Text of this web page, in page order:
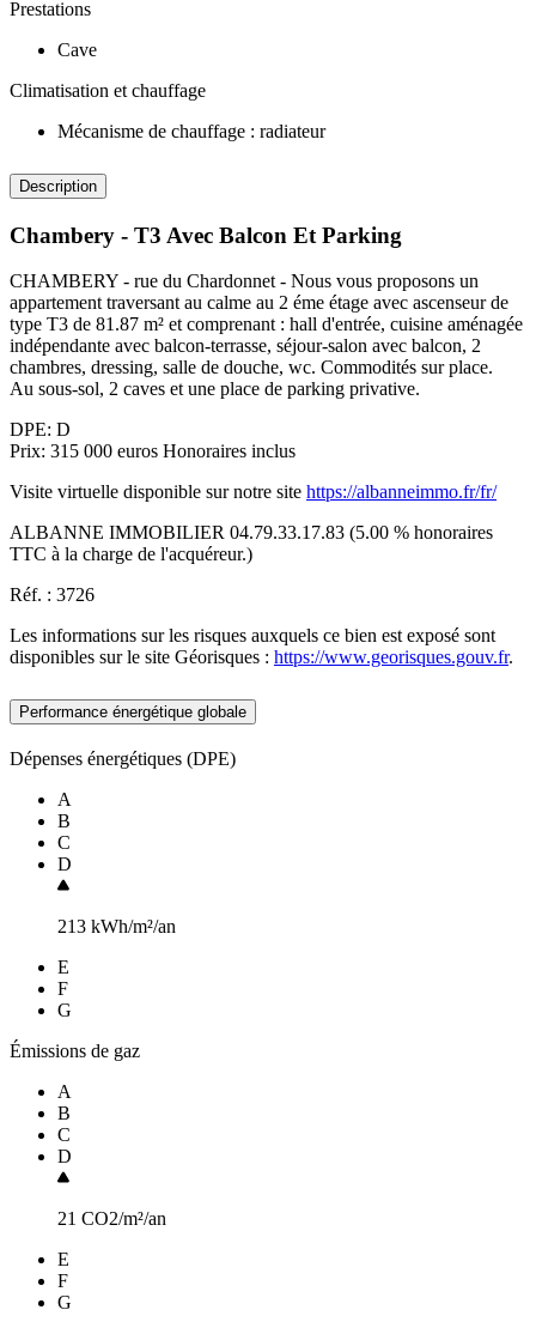
Prestations
Cave
Climatisation et chauffage
Mécanisme de chauffage : radiateur
Description
Chambery - T3 Avec Balcon Et Parking
CHAMBERY - rue du Chardonnet - Nous vous proposons un
appartement traversant au calme au 2 éme étage avec ascenseur de
type T3 de 81.87 m² et comprenant : hall d'entrée, cuisine aménagée
indépendante avec balcon-terrasse, séjour-salon avec balcon, 2
chambres, dressing, salle de douche, wc. Commodités sur place.
Au sous-sol, 2 caves et une place de parking privative.
DPE: D
Prix: 315 000 euros Honoraires inclus
Visite virtuelle disponible sur notre site https://albanneimmo.fr/fr/
ALBANNE IMMOBILIER 04.79.33.17.83 (5.00 % honoraires
TTC à la charge de l'acquéreur.)
Réf. : 3726
Les informations sur les risques auxquels ce bien est exposé sont
disponibles sur le site Géorisques : https://www.georisques.gouv.fr.
Performance énergétique globale
Dépenses énergétiques (DPE)
A
B
C
D
213 kWh/m²/an
E
F
G
Émissions de gaz
A
B
C
D
21 CO2/m²/an
E
F
G